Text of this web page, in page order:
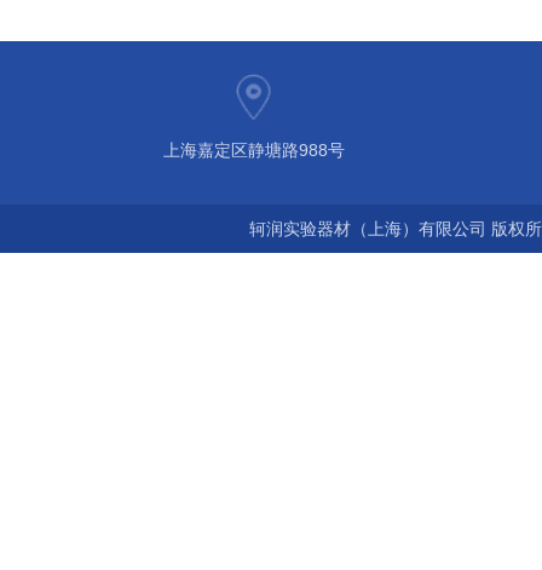
上海嘉定区静塘路988号
轲润实验器材（上海）有限公司 版权